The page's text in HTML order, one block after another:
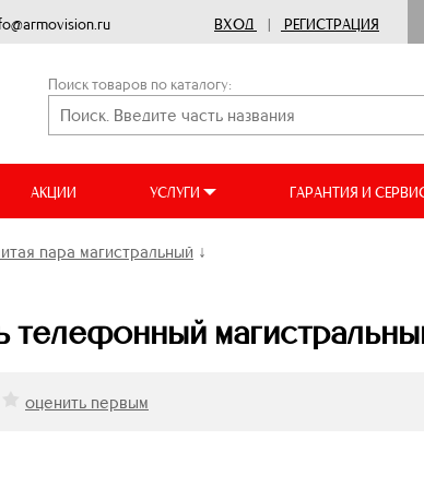
ВХОД | РЕГИСТРАЦИЯ
Поиск товаров по каталогу:
АКЦИИ УСЛУГИ ГАРАНТИЯ И
пара магистральный ↓
оценить первым